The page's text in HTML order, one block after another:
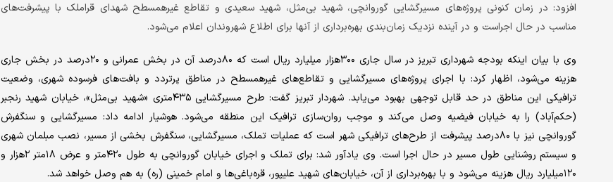
افزود: در زمان کنونی پروژه‌های مسیرگشایی گوروانچی، شهید بی‌مثل، شهید سعیدی و تقاطع غیرهمسطح شهدای قراملک با پیشرفت‌های
مناسب در حال اجراست و در آینده نزدیک زمان‌بندی بهره‌برداری از آنها برای اطلاع شهروندان اعلام می‌شود.
وی با بیان اینکه بودجه شهرداری تبریز در سال جاری ۳۰۰هزار میلیارد ریال است که ۸۰درصد آن در بخش عمرانی و ۲۰درصد در بخش جاری
هزینه می‌شود، اظهار کرد: با اجرای پروژه‌های مسیرگشایی و تقاطع‌های غیرهمسطح در مناطق پرتردد و بافت‌های فرسوده شهری، وضعیت
ترافیکی این مناطق در حد قابل توجهی بهبود می‌یابد. شهردار تبریز گفت: طرح مسیرگشایی ۴۳۵متری «شهید بی‌مثل»، خیابان شهید رنجبر
(حکم‌آباد) را به خیابان فیضیه وصل می‌کند و موجب روان‌سازی ترافیک این منطقه می‌شود. هوشیار ادامه داد: مسیرگشایی و سنگفرش
گوروانچی نیز با ۸۰درصد پیشرفت از طرح‌های ترافیکی شهر است که عملیات تملک، مسیرگشایی، سنگفرش بخشی از مسیر، نصب مبلمان شهری
و سیستم روشنایی طول مسیر در حال اجرا است. وی یادآور شد: برای تملک و اجرای خیابان گوروانچی به طول ۴۲۰متر و عرض ۱۸متر ۲هزار و
۱۲۰میلیارد ریال هزینه می‌شود و با بهره‌برداری از آن، خیابان‌های شهید علیپور، قره‌باغی‌ها و امام خمینی (ره) به هم وصل خواهد شد.